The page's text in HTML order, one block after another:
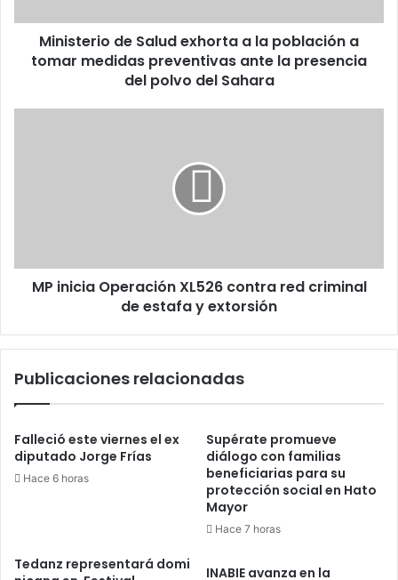
tomar
medidas
preventivas
Ministerio de Salud exhorta a la población a
tomar medidas preventivas ante la presencia
del polvo del Sahara
estafa
MP inicia Operación XL526 contra red criminal
de estafa y extorsión
Publicaciones relacionadas
Falleció este viernes el ex
diputado Jorge Frías
Hace 6 horas
Supérate promueve
diálogo con familias
beneficiarias para su
protección social en Hato
Mayor
Hace 7 horas
Tedanz representará domi
INABIE avanza en la